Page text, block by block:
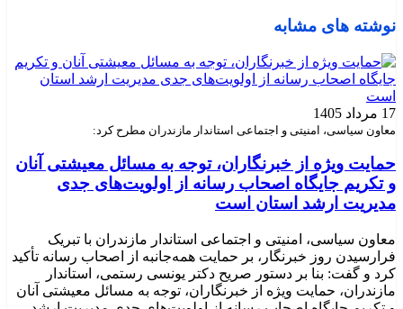
نوشته های مشابه
17 مرداد 1405
معاون سیاسی، امنیتی و اجتماعی استاندار مازندران مطرح کرد:
حمایت ویژه از خبرنگاران، توجه به مسائل معیشتی آنان
و تکریم جایگاه اصحاب رسانه از اولویت‌های جدی
مدیریت ارشد استان است
معاون سیاسی، امنیتی و اجتماعی استاندار مازندران با تبریک
فرارسیدن روز خبرنگار، بر حمایت همه‌جانبه از اصحاب رسانه تأکید
کرد و گفت: بنا بر دستور صریح دکتر یونسی رستمی، استاندار
مازندران، حمایت ویژه از خبرنگاران، توجه به مسائل معیشتی آنان